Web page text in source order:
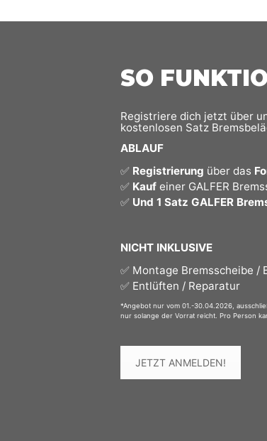
SO
Registriere dich jetzt über
kostenlosen Satz
ABLAUF
✅ Registrierung über das
✅ Kauf einer GALFER
✅ Und 1 Satz GALFER
NICHT INKLUSIVE
✅ Montage Bremsscheibe /
✅ Entlüften / Reparatur
*Angebot nur vom 01.-30.04.2026,
nur solange der Vorrat reicht. Pro Person
JETZT ANMELDEN!